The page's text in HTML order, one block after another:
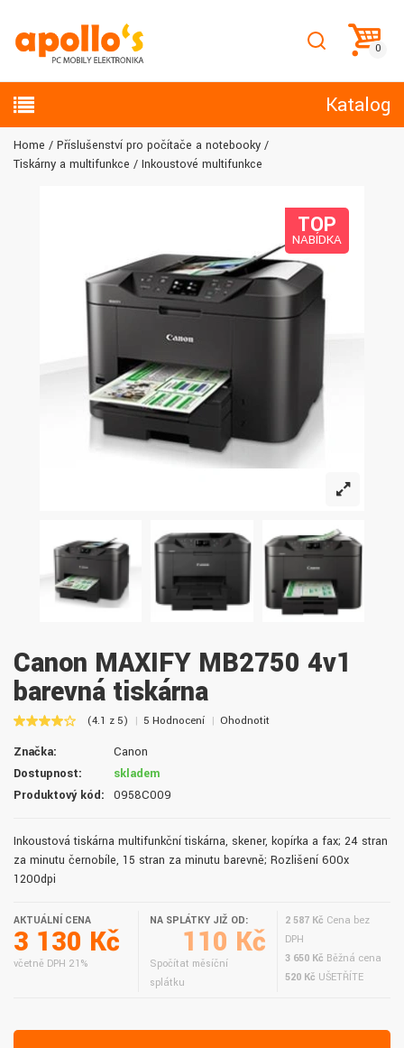
Katalog
Home
Příslušenství pro počítače a notebooky
Tiskárny a multifunkce
Inkoustové multifunkce
TOP
NABÍDKA
Canon MAXIFY MB2750 4v1
barevná tiskárna
(4.1 z 5) 5 Hodnocení Ohodnotit
Značka:
Canon
Dostupnost:
skladem
Produktový kód:
0958C009
Inkoustová tiskárna multifunkční tiskárna, skener, kopírka a fax; 24 stran
za minutu černobíle, 15 stran za minutu barevně; Rozlišení 600x
1200dpi
AKTUÁLNÍ CENA
3 130 Kč
včetně DPH 21%
NA SPLÁTKY JIŽ OD:
110 Kč
Spočítat měsíční
splátku
2 587 Kč Cena bez
DPH
3 650 Kč Běžná cena
520 Kč UŠETŘÍTE